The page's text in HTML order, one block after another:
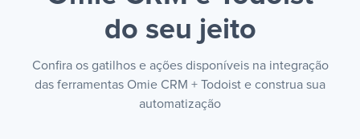
do seu jeito
Confira os gatilhos e ações disponíveis na integração
das ferramentas Omie CRM + Todoist e construa sua
automatização